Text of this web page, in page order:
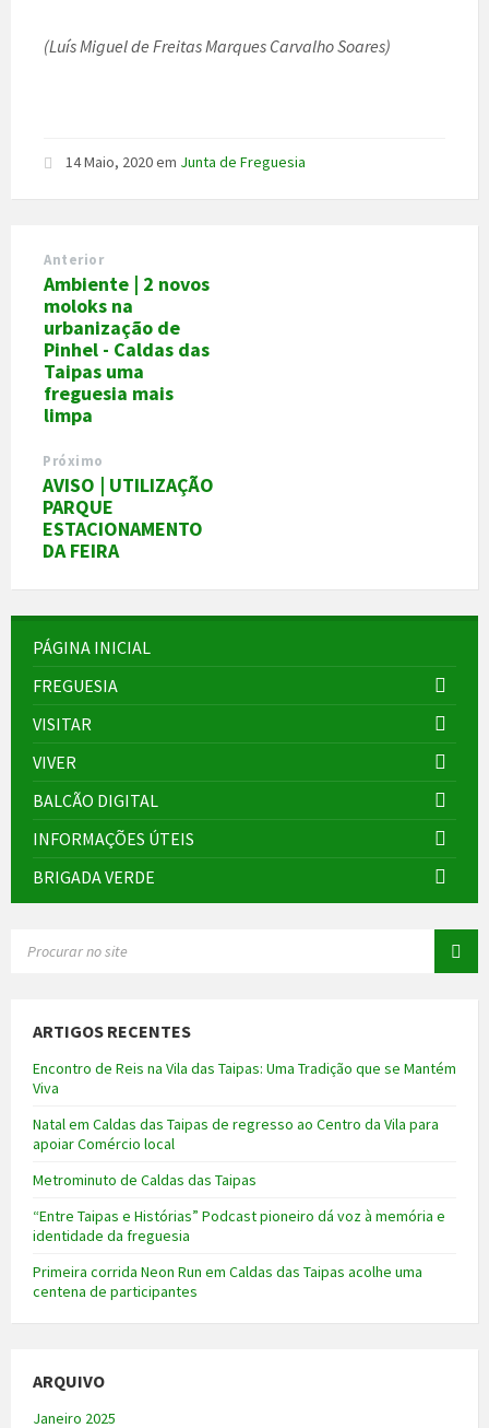
(Luís Miguel de Freitas Marques Carvalho Soares)
14 Maio, 2020em Junta de Freguesia
Anterior
Ambiente | 2 novos
moloks na
urbanização de
Pinhel - Caldas das
Taipas uma
freguesia mais
limpa
Próximo
AVISO | UTILIZAÇÃO
PARQUE
ESTACIONAMENTO
DA FEIRA
PÁGINA INICIAL
FREGUESIA
VISITAR
VIVER
BALCÃO DIGITAL
INFORMAÇÕES ÚTEIS
BRIGADA VERDE
ARTIGOS RECENTES
Encontro de Reis na Vila das Taipas: Uma Tradição que se Mantém
Viva
Natal em Caldas das Taipas de regresso ao Centro da Vila para
apoiar Comércio local
Metrominuto de Caldas das Taipas
“Entre Taipas e Histórias” Podcast pioneiro dá voz à memória e
identidade da freguesia
Primeira corrida Neon Run em Caldas das Taipas acolhe uma
centena de participantes
ARQUIVO
Janeiro 2025